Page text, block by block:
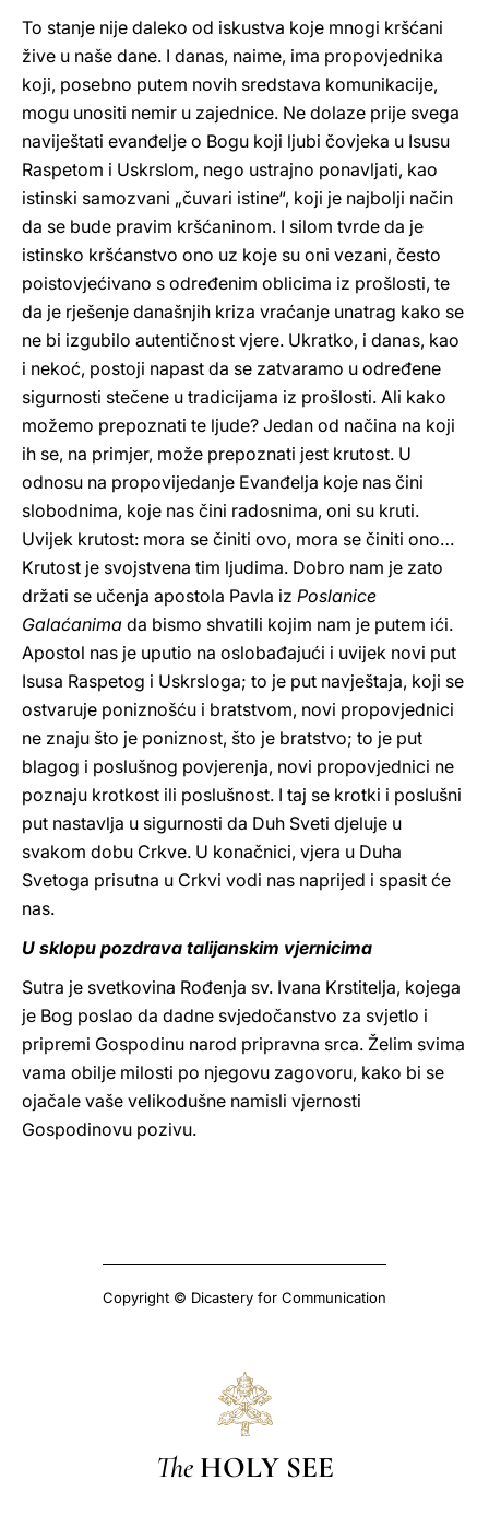
To stanje nije daleko od iskustva koje mnogi kršćani
žive u naše dane. I danas, naime, ima propovjednika
koji, posebno putem novih sredstava komunikacije,
mogu unositi nemir u zajednice. Ne dolaze prije svega
naviještati evanđelje o Bogu koji ljubi čovjeka u Isusu
Raspetom i Uskrslom, nego ustrajno ponavljati, kao
istinski samozvani „čuvari istine“, koji je najbolji način
da se bude pravim kršćaninom. I silom tvrde da je
istinsko kršćanstvo ono uz koje su oni vezani, često
poistovjećivano s određenim oblicima iz prošlosti, te
da je rješenje današnjih kriza vraćanje unatrag kako se
ne bi izgubilo autentičnost vjere. Ukratko, i danas, kao
i nekoć, postoji napast da se zatvaramo u određene
sigurnosti stečene u tradicijama iz prošlosti. Ali kako
možemo prepoznati te ljude? Jedan od načina na koji
ih se, na primjer, može prepoznati jest krutost. U
odnosu na propovijedanje Evanđelja koje nas čini
slobodnima, koje nas čini radosnima, oni su kruti.
Uvijek krutost: mora se činiti ovo, mora se činiti ono…
Krutost je svojstvena tim ljudima. Dobro nam je zato
držati se učenja apostola Pavla iz Poslanice
Galaćanima da bismo shvatili kojim nam je putem ići.
Apostol nas je uputio na oslobađajući i uvijek novi put
Isusa Raspetog i Uskrsloga; to je put navještaja, koji se
ostvaruje poniznošću i bratstvom, novi propovjednici
ne znaju što je poniznost, što je bratstvo; to je put
blagog i poslušnog povjerenja, novi propovjednici ne
poznaju krotkost ili poslušnost. I taj se krotki i poslušni
put nastavlja u sigurnosti da Duh Sveti djeluje u
svakom dobu Crkve. U konačnici, vjera u Duha
Svetoga prisutna u Crkvi vodi nas naprijed i spasit će
nas.
U sklopu pozdrava talijanskim vjernicima
Sutra je svetkovina Rođenja sv. Ivana Krstitelja, kojega
je Bog poslao da dadne svjedočanstvo za svjetlo i
pripremi Gospodinu narod pripravna srca. Želim svima
vama obilje milosti po njegovu zagovoru, kako bi se
ojačale vaše velikodušne namisli vjernosti
Gospodinovu pozivu.
Copyright © Dicastery for Communication
The HOLY SEE